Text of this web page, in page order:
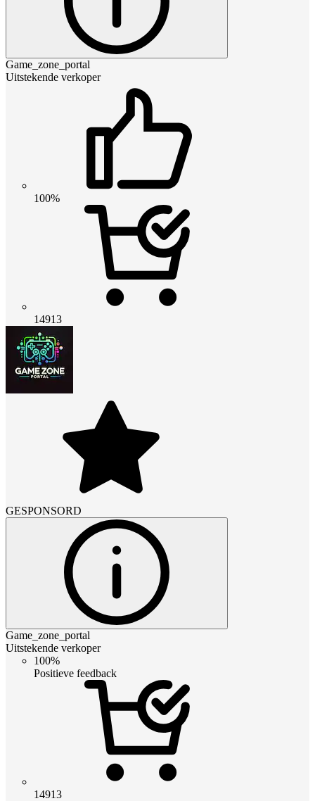
Game_zone_portal
Uitstekende verkoper
100%
14913
GESPONSORD
Game_zone_portal
Uitstekende verkoper
100%
Positieve feedback
14913